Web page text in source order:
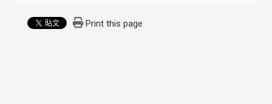
Print this page